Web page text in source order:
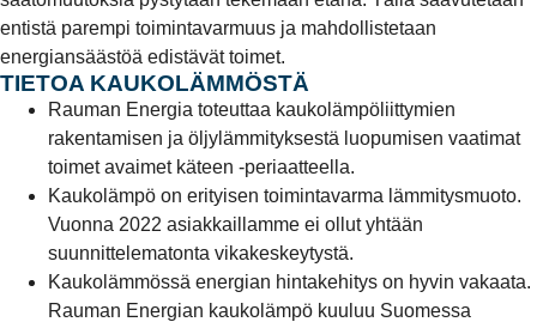
entistä parempi toimintavarmuus ja mahdollistetaan
energiansäästöä edistävät toimet.
TIETOA KAUKOLÄMMÖSTÄ
Rauman Energia toteuttaa kaukolämpöliittymien
rakentamisen ja öljylämmityksestä luopumisen vaatimat
toimet avaimet käteen -periaatteella.
Kaukolämpö on erityisen toimintavarma lämmitysmuoto.
Vuonna 2022 asiakkaillamme ei ollut yhtään
suunnittelematonta vikakeskeytystä.
Kaukolämmössä energian hintakehitys on hyvin vakaata.
Rauman Energian kaukolämpö kuuluu Suomessa